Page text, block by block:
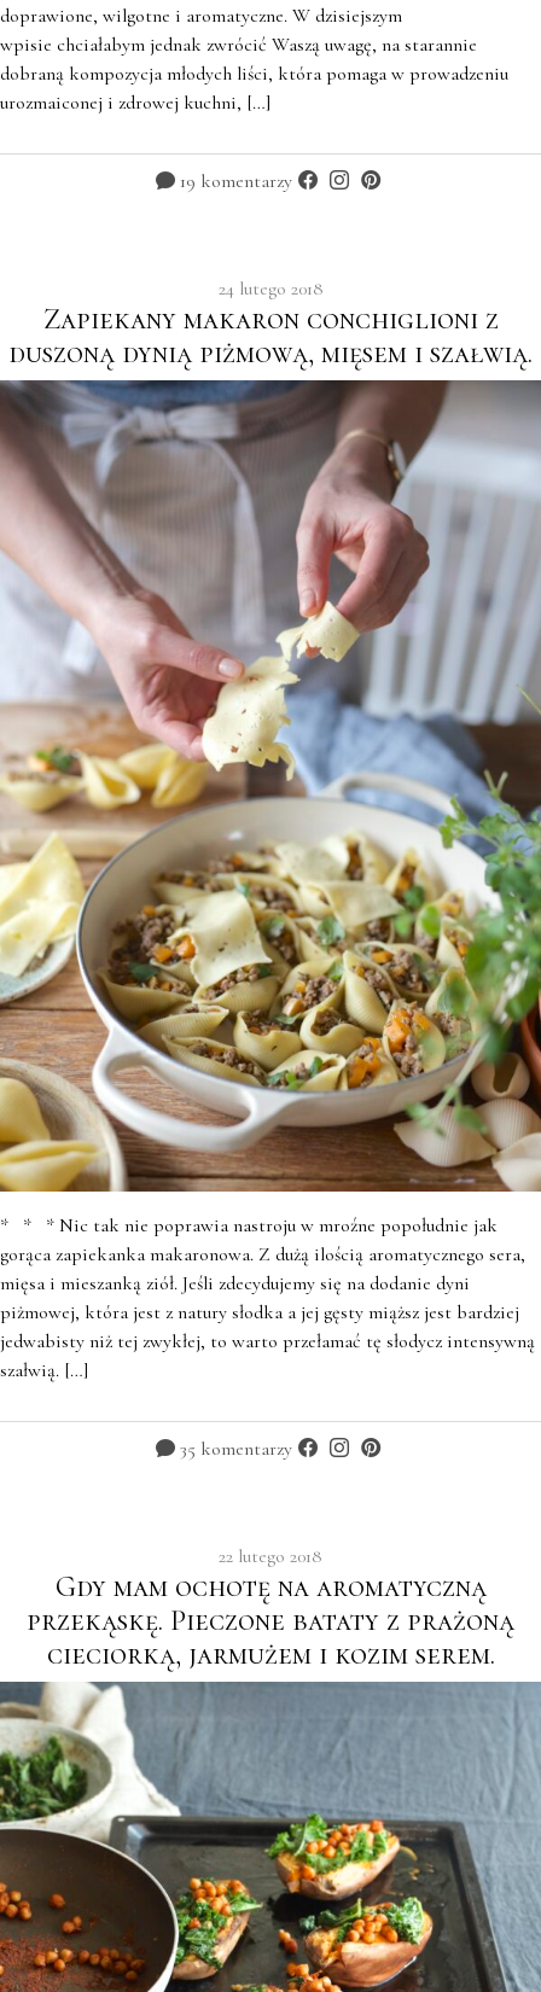
doprawione, wilgotne i aromatyczne. W dzisiejszym
wpisie chciałabym jednak zwrócić Waszą uwagę, na starannie
dobraną kompozycja młodych liści, która pomaga w prowadzeniu
urozmaiconej i zdrowej kuchni, […]
19 komentarzy
24 lutego 2018
Zapiekany makaron conchiglioni z
duszoną dynią piżmową, mięsem i szałwią.
* * * Nic tak nie poprawia nastroju w mroźne popołudnie jak
gorąca zapiekanka makaronowa. Z dużą ilością aromatycznego sera,
mięsa i mieszanką ziół. Jeśli zdecydujemy się na dodanie dyni
piżmowej, która jest z natury słodka a jej gęsty miąższ jest bardziej
jedwabisty niż tej zwykłej, to warto przełamać tę słodycz intensywną
szałwią. […]
35 komentarzy
22 lutego 2018
Gdy mam ochotę na aromatyczną
przekąskę. Pieczone bataty z prażoną
cieciorką, jarmużem i kozim serem.